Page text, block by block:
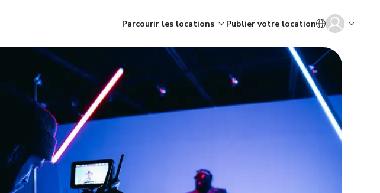
Parcourir les locations Publier votre location